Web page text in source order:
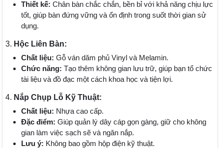
Thiết kế: Chân bàn chắc chắn, bền bỉ với khả năng chịu lực
tốt, giúp bàn đứng vững và ổn định trong suốt thời gian sử
dụng.
3. Hộc Liên Bàn:
Chất liệu: Gỗ ván dăm phủ Vinyl và Melamin.
Chức năng: Tạo thêm không gian lưu trữ, giúp bạn tổ chức
tài liệu và đồ đạc một cách khoa học và tiện lợi.
4. Nắp Chụp Lỗ Kỹ Thuật:
Chất liệu: Nhựa cao cấp.
Đặc điểm: Giúp quản lý dây cáp gọn gàng, giữ cho không
gian làm việc sạch sẽ và ngăn nắp.
Lưu ý: Không bao gồm hộp điện kỹ thuật.